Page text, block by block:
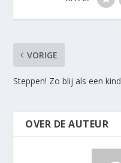
VORIGE
Steppen! Zo blij als een kind
OVER DE AUTEUR